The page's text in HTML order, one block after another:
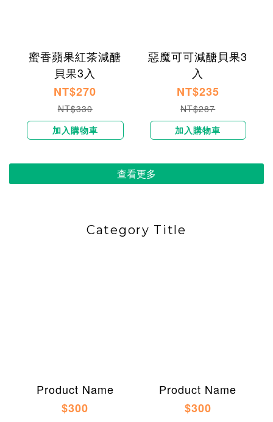
蜜香蘋果紅茶減醣
貝果3入
NT$270
NT$330
加入購物車
惡魔可可減醣貝果3
入
NT$235
NT$287
加入購物車
查看更多
Category Title
Product Name
$300
Product Name
$300